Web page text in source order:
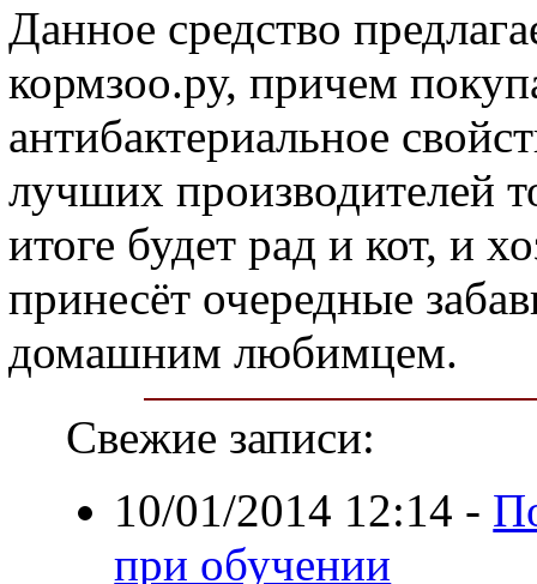
Данное средство
кормзоо.ру, причем
антибактериальное
лучших производителей
итоге будет рад и кот, и
принесёт очередные
домашним любимцем.
Свежие записи:
10/01/2014 12:14 -
при обучении